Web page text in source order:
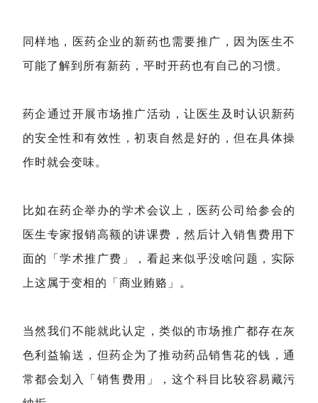
同样地，医药企业的新药也需要推广，因为医生不
可能了解到所有新药，平时开药也有自己的习惯。
药企通过开展市场推广活动，让医生及时认识新药
的安全性和有效性，初衷自然是好的，但在具体操
作时就会变味。
比如在药企举办的学术会议上，医药公司给参会的
医生专家报销高额的讲课费，然后计入销售费用下
面的「学术推广费」，看起来似乎没啥问题，实际
上这属于变相的「商业贿赂」。
当然我们不能就此认定，类似的市场推广都存在灰
色利益输送，但药企为了推动药品销售花的钱，通
常都会划入「销售费用」，这个科目比较容易藏污